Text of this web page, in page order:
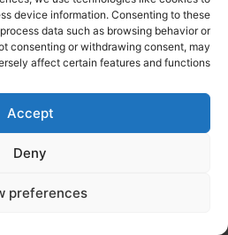
device information. Consenting to these
data such as browsing behavior or
consenting or withdrawing consent, may
affect certain features and functions.
Accept
Deny
preferences
לירז אסולין ז"ל38,
מקום רצח:המסיבה ברעים,מקום
לירז ז"ל עוד הספיקה לכתוב